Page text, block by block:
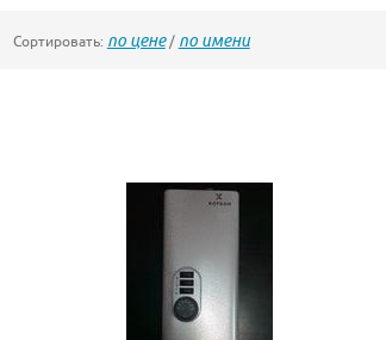
Сортировать: по цене/ по имени